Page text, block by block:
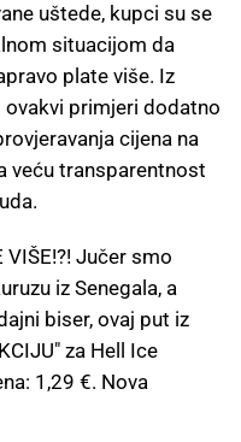
uštede, kupci su se
situacijom da
plate više. Iz
primjeri dodatno
cijena na
veću transparentnost
VIŠE!?! Jučer smo
iz Senegala, a
biser, ovaj put iz
za Hell Ice
1,29 €. Nova